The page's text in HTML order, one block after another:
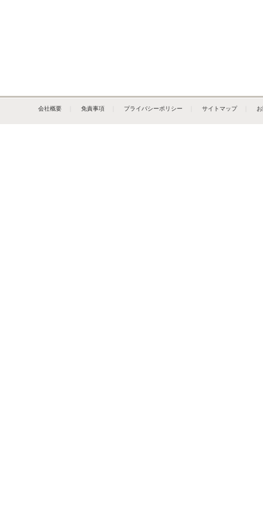
会社概要 免責事項 プライバシーポリシー サイトマップ｜